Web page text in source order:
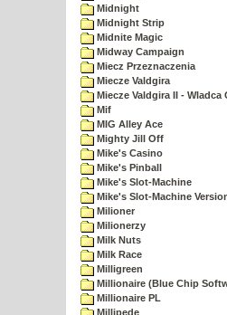
Midnight
Midnight Strip
Midnite Magic
Midway Campaign
Miecz Przeznaczenia
Miecze Valdgira
Miecze Valdgira II - Wladca
Mif
MIG Alley Ace
Mighty Jill Off
Mike's Casino
Mike's Pinball
Mike's Slot-Machine
Mike's Slot-Machine
Milioner
Milionerzy
Milk Nuts
Milk Race
Milligreen
Millionaire (Blue Chip
Millionaire PL
Millipede